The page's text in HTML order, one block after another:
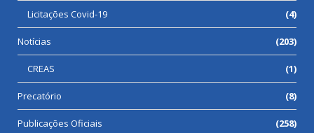
Licitações Covid-19 (4)
Notícias (203)
CREAS (1)
Precatório (8)
Publicações Oficiais (258)